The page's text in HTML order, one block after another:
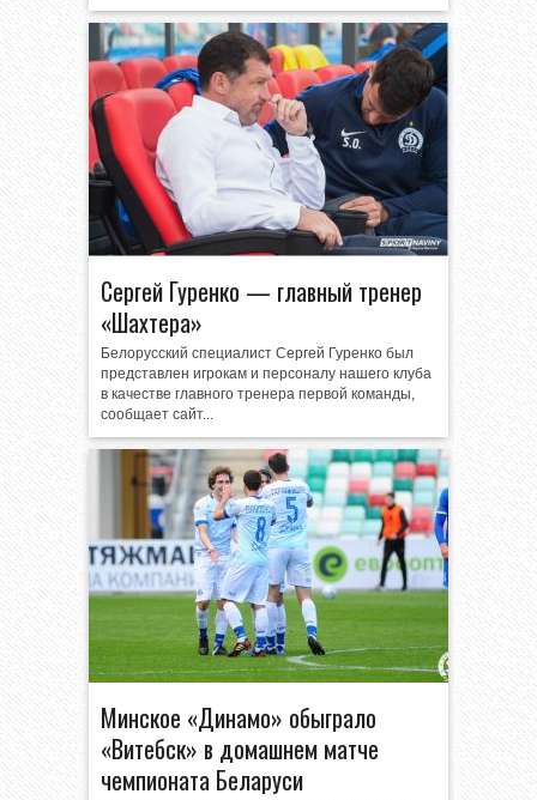
Сергей Гуренко — главный тренер
«Шахтера»
Белорусский специалист Сергей Гуренко был
представлен игрокам и персоналу нашего клуба
в качестве главного тренера первой команды,
сообщает сайт...
Минское «Динамо» обыграло
«Витебск» в домашнем матче
чемпионата Беларуси